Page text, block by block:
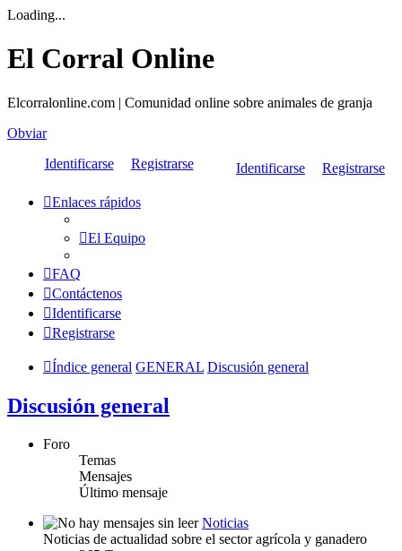
Loading...
El Corral Online
Elcorralonline.com | Comunidad online sobre animales de granja
Obviar
Identificarse Registrarse
Identificarse Registrarse
Enlaces rápidos
El Equipo
FAQ
Contáctenos
Identificarse
Registrarse
Índice general GENERAL Discusión general
Discusión general
Foro
Temas
Mensajes
Último mensaje
Noticias
Noticias de actualidad sobre el sector agrícola y ganadero